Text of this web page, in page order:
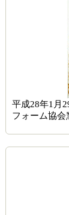
平成28年1月
フォーム協会